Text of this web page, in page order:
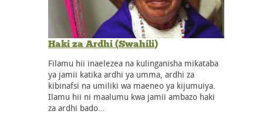
Haki za Ardhi (Swahili)
Filamu hii inaelezea na kulinganisha mikataba
ya jamii katika ardhi ya umma, ardhi za
kibinafsi na umiliki wa maeneo ya kijumuiya.
Ilamu hii ni maalumu kwa jamii ambazo haki
za ardhi bado…